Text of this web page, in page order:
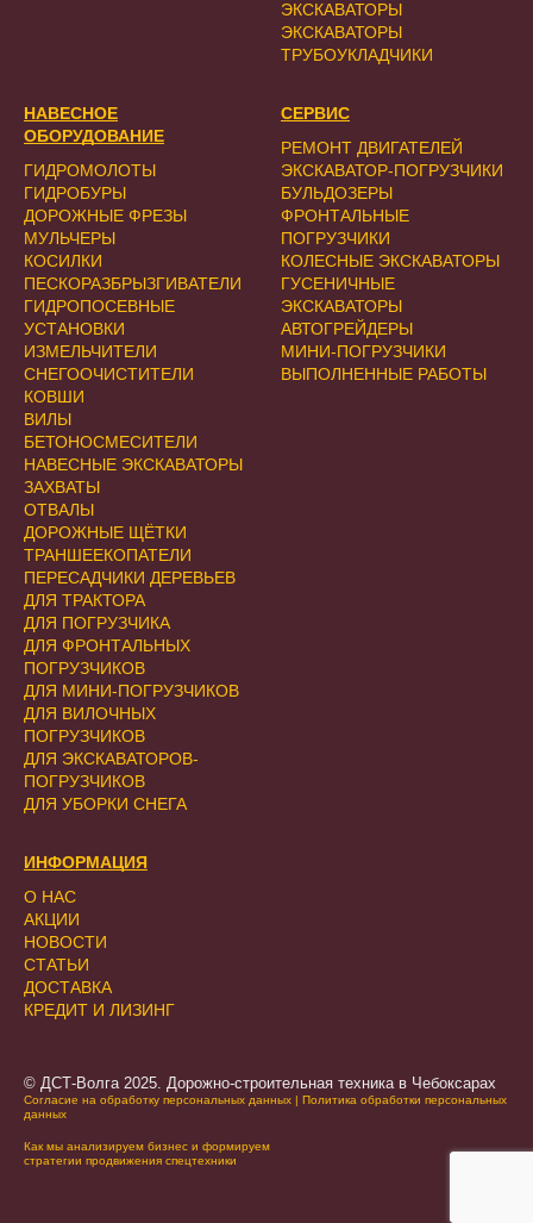
НАВЕСНОЕ
ОБОРУДОВАНИЕ
ГИДРОМОЛОТЫ
ГИДРОБУРЫ
ДОРОЖНЫЕ ФРЕЗЫ
МУЛЬЧЕРЫ
КОСИЛКИ
ПЕСКОРАЗБРЫЗГИВАТЕЛИ
ГИДРОПОСЕВНЫЕ
УСТАНОВКИ
ИЗМЕЛЬЧИТЕЛИ
СНЕГООЧИСТИТЕЛИ
КОВШИ
ВИЛЫ
БЕТОНОСМЕСИТЕЛИ
НАВЕСНЫЕ ЭКСКАВАТОРЫ
ЗАХВАТЫ
ОТВАЛЫ
ДОРОЖНЫЕ ЩЁТКИ
ТРАНШЕЕКОПАТЕЛИ
ПЕРЕСАДЧИКИ ДЕРЕВЬЕВ
ДЛЯ ТРАКТОРА
ДЛЯ ПОГРУЗЧИКА
ДЛЯ ФРОНТАЛЬНЫХ
ПОГРУЗЧИКОВ
ДЛЯ МИНИ-ПОГРУЗЧИКОВ
ДЛЯ ВИЛОЧНЫХ
ПОГРУЗЧИКОВ
ДЛЯ ЭКСКАВАТОРОВ-
ПОГРУЗЧИКОВ
ДЛЯ УБОРКИ СНЕГА
ЭКСКАВАТОРЫ
ЭКСКАВАТОРЫ
ТРУБОУКЛАДЧИКИ
СЕРВИС
РЕМОНТ ДВИГАТЕЛЕЙ
ЭКСКАВАТОР-ПОГРУЗЧИКИ
БУЛЬДОЗЕРЫ
ФРОНТАЛЬНЫЕ
ПОГРУЗЧИКИ
КОЛЕСНЫЕ ЭКСКАВАТОРЫ
ГУСЕНИЧНЫЕ
ЭКСКАВАТОРЫ
АВТОГРЕЙДЕРЫ
МИНИ-ПОГРУЗЧИКИ
ВЫПОЛНЕННЫЕ РАБОТЫ
ИНФОРМАЦИЯ
О НАС
АКЦИИ
НОВОСТИ
СТАТЬИ
ДОСТАВКА
КРЕДИТ И ЛИЗИНГ
© ДСТ-Волга 2025. Дорожно-строительная техника в Чебоксарах
Согласие на обработку персональных данных | Политика обработки персональных
данных
Как мы анализируем бизнес и формируем
стратегии продвижения спецтехники